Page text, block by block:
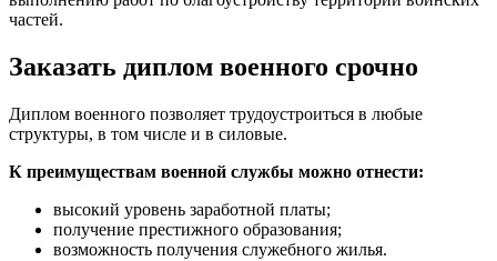
частей.
Заказать диплом военного срочно
Диплом военного позволяет трудоустроиться в любые
структуры, в том числе и в силовые.
К преимуществам военной службы можно отнести:
высокий уровень заработной платы;
получение престижного образования;
возможность получения служебного жилья.